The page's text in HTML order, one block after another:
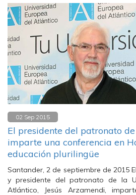
02 Sep 2015
El presidente del patronato
imparte una conferencia en
educación plurilingüe
Santander, 2 de septiembre de 2015
y presidente del patronato de la
Atlántico, Jesús Arzamendi,